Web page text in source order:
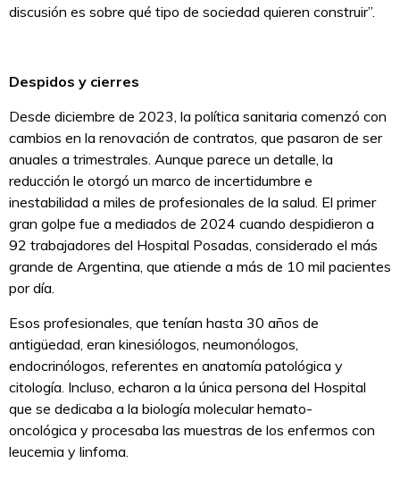
discusión es sobre qué tipo de sociedad quieren construir”.
Despidos y cierres
Desde diciembre de 2023, la política sanitaria comenzó con
cambios en la renovación de contratos, que pasaron de ser
anuales a trimestrales. Aunque parece un detalle, la
reducción le otorgó un marco de incertidumbre e
inestabilidad a miles de profesionales de la salud. El primer
gran golpe fue a mediados de 2024 cuando despidieron a
92 trabajadores del Hospital Posadas, considerado el más
grande de Argentina, que atiende a más de 10 mil pacientes
por día.
Esos profesionales, que tenían hasta 30 años de
antigüedad, eran kinesiólogos, neumonólogos,
endocrinólogos, referentes en anatomía patológica y
citología. Incluso, echaron a la única persona del Hospital
que se dedicaba a la biología molecular hemato-
oncológica y procesaba las muestras de los enfermos con
leucemia y linfoma.